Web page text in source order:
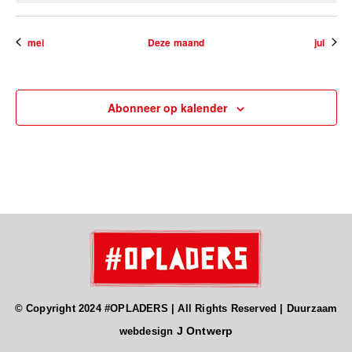
mei Deze maand jul
Abonneer op kalender
© Copyright 2024 #OPLADERS | All Rights Reserved | Duurzaam
webdesign J Ontwerp